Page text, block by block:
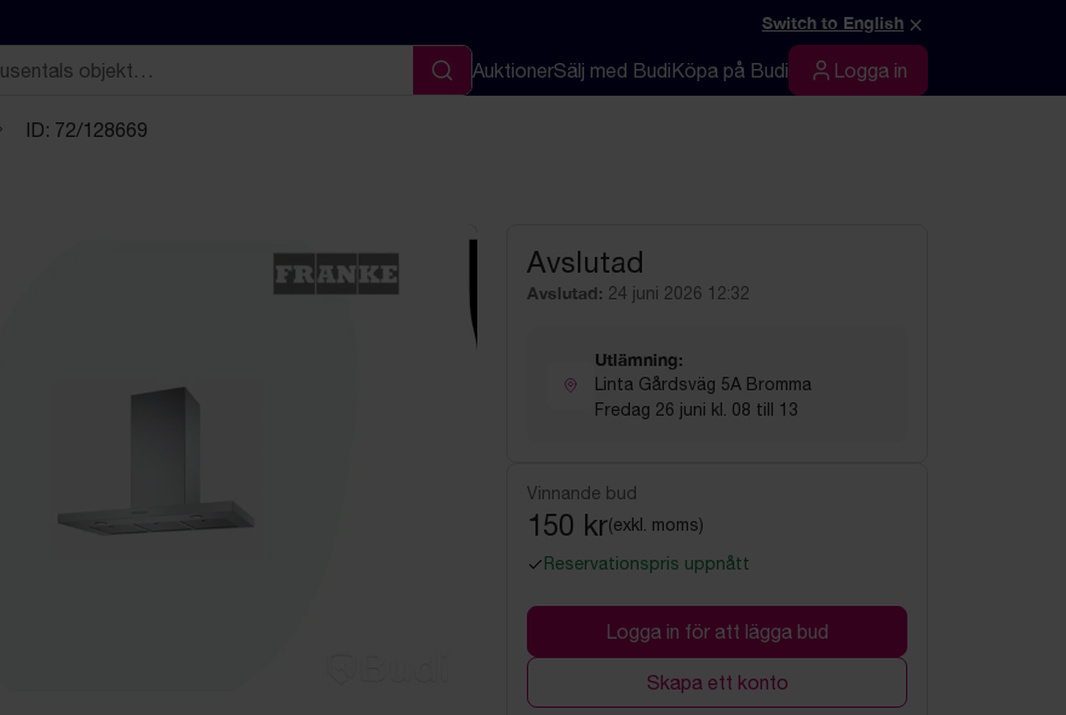
Switch to English ×
Sök
AuktionerSälj med BudiKöpa på Budi Logga in
Logga in
ID: 72/128669
Avslutad
Avslutad: 24 juni 2026 12:32
Utlämning:
Linta Gårdsväg 5A Bromma
Fredag 26 juni kl. 08 till 13
Vinnande bud
150 kr(exkl. moms)
Reservationspris uppnått
Logga in för att lägga bud
Skapa ett konto